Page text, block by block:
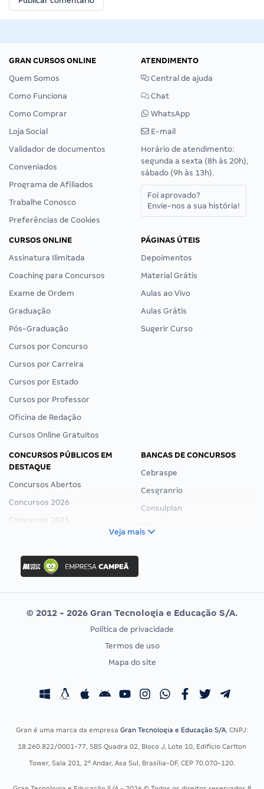
GRAN CURSOS ONLINE
Quem Somos
Como Funciona
Como Comprar
Loja Social
Validador de documentos
Conveniados
Programa de Afiliados
Trabalhe Conosco
Preferências de Cookies
ATENDIMENTO
Central de ajuda
Chat
WhatsApp
E-mail
Horário de atendimento:
segunda a sexta (8h às 20h),
sábado (9h às 13h).
Foi aprovado?
Envie-nos a sua história!
CURSOS ONLINE
Assinatura Ilimitada
Coaching para Concursos
Exame de Ordem
Graduação
Pós-Graduação
Cursos por Concurso
Cursos por Carreira
Cursos por Estado
Cursos por Professor
Oficina de Redação
Cursos Online Gratuitos
PÁGINAS ÚTEIS
Depoimentos
Material Grátis
Aulas ao Vivo
Aulas Grátis
Sugerir Curso
CONCURSOS PÚBLICOS EM
DESTAQUE
Concursos Abertos
Concursos 2026
Concursos 2025
Concurso Ibama
Concurso MPU
Editais publicados
BANCAS DE CONCURSOS
Cebraspe
Cesgranrio
Consulplan
Vunesp
CONCURSOS POR PROFISSÃO
Concursos Fiscais
EXAME DE ORDEM
Calendário OAB
Veja mais
© 2012 - 2026 Gran Tecnologia e Educação S/A.
Política de privacidade
Termos de uso
Mapa do site
Gran é uma marca da empresa Gran Tecnologia e Educação S/A, CNPJ:
18.260.822/0001-77, SBS Quadra 02, Bloco J, Lote 10, Edifício Carlton
Tower, Sala 201, 2º Andar, Asa Sul, Brasília-DF, CEP 70.070-120.